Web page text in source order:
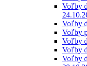
Voľby
Voľby
Voľby
Voľby
Voľby
Voľby